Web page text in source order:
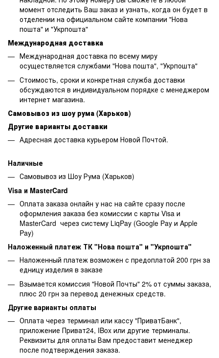
момент отследить Ваш заказ и узнать, когда он будет в
отделении на официальном сайте компании "Нова
пошта" и "Укрпошта"
Международная доставка
Международная доставка по всему миру
осуществляется службами "Нова пошта", "Укрпошта"
Стоимость, сроки и конкретная служба доставки
обсуждаются в индивидуальном порядке с менеджером
интернет магазина.
Самовывоз из шоу рума (Харьков)
Другие варианты доставки
Адресная доставка курьером Новой Почтой.
Наличные
Самовывоз из Шоу Рума (Харьков)
Visa и MasterCard
Оплата заказа онлайн у нас на сайте сразу после
оформления заказа без комиссии с карты Visa и
MasterCard через систему LiqPay (Google Pay и Apple
Pay)
Наложенный платеж ТК "Нова пошта" и "Укрпошта"
Наложенный платеж возможен с предоплатой 200 грн за
едницу изделия в заказе
Взымается комиссия "Новой Почты" 2% от суммы заказа,
плюс 20 грн за перевод денежных средств.
Другие варианты оплаты
Оплата через терминал или кассу "ПриватБанк",
приложение Приват24, IBox или другие терминалы.
Реквизиты для оплаты Вам предоставит менеджер
после подтверждения заказа.